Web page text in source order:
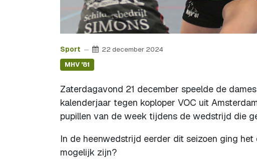
Sport 22 december 2024
MHV '81
Zaterdagavond 21 december speelde de
kalenderjaar tegen koploper VOC uit
pupillen van de week tijdens de wedstrijd die
In de heenwedstrijd eerder dit seizoen ging
mogelijk zijn?